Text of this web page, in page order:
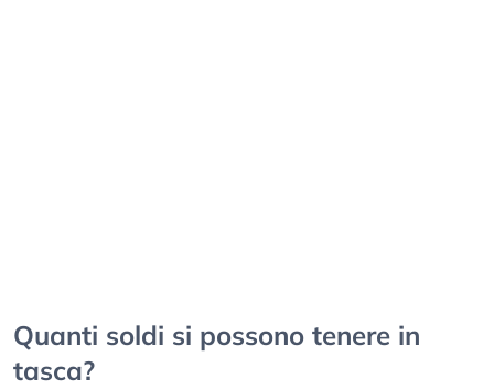
Quanti soldi si possono tenere in
tasca?